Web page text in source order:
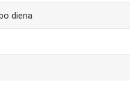
diena